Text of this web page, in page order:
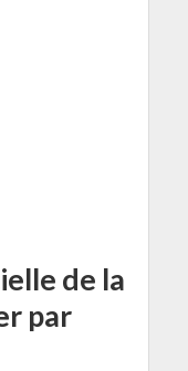
de la
par